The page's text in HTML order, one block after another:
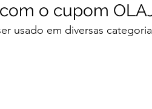
o cupom
usado em diversas